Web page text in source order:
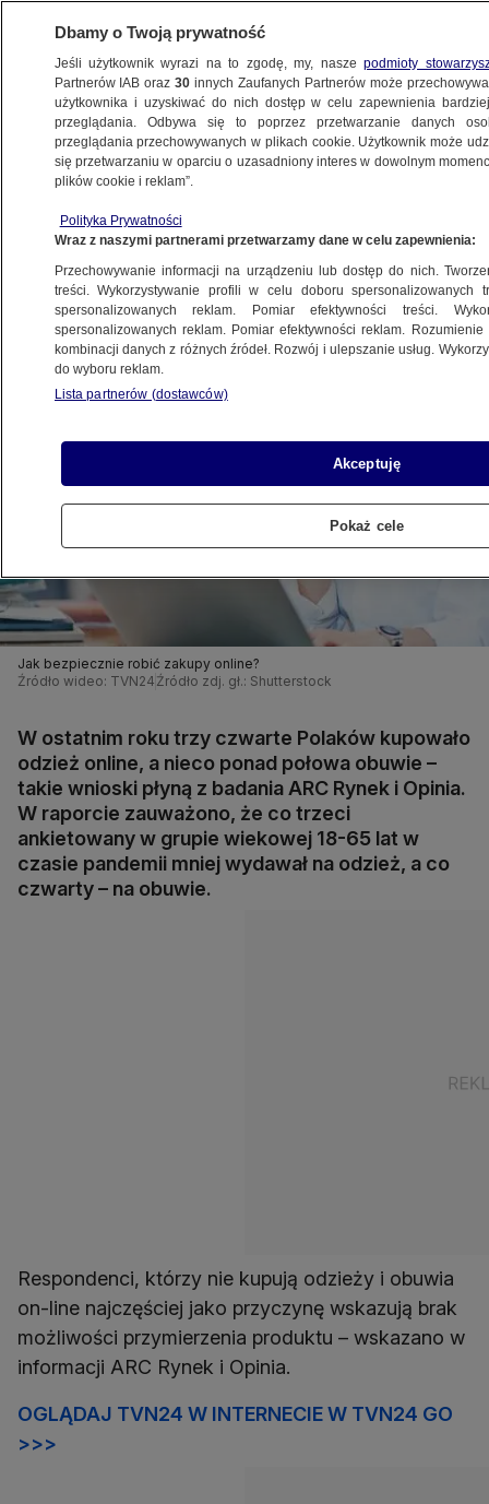
BIZNES
Z KRAJU
Najnowsze dane
11.05.2021, 16:20
Udostępnij
Jak bezpiecznie robić zakupy online?
Źródło wideo: TVN24 Źródło zdj. gł.: Shutterstock
W ostatnim roku trzy czwarte Polaków kupowało
odzież online, a nieco ponad połowa obuwie –
takie wnioski płyną z badania ARC Rynek i Opinia.
W raporcie zauważono, że co trzeci
ankietowany w grupie wiekowej 18-65 lat w
czasie pandemii mniej wydawał na odzież, a co
czwarty – na obuwie.
Respondenci, którzy nie kupują odzieży i obuwia
on-line najczęściej jako przyczynę wskazują brak
możliwości przymierzenia produktu – wskazano w
informacji ARC Rynek i Opinia.
OGLĄDAJ TVN24 W INTERNECIE W TVN24 GO
>>>
Dbamy o Twoją prywatność
Jeśli użytkownik wyrazi na to zgodę, my, naszepodmioty
Partnerów IAB oraz30 innych Zaufanych Partnerów może
użytkownika i uzyskiwać do nich dostęp w celu zapewnienia
przeglądania. Odbywa się to poprzez przetwarzanie danych
przeglądania przechowywanych w plikach cookie. Użytkownik może
się przetwarzaniu w oparciu o uzasadniony interes w dowolnym
plików cookie i reklam”.
Polityka Prywatności
Wraz z naszymi partnerami przetwarzamy dane w celu zapewnienia:
Przechowywanie informacji na urządzeniu lub dostęp do nich.
treści. Wykorzystywanie profili w celu doboru spersonalizowanych
spersonalizowanych reklam. Pomiar efektywności treści.
spersonalizowanych reklam. Pomiar efektywności reklam.
kombinacji danych z różnych źródeł. Rozwój i ulepszanie usług.
do wyboru reklam.
Lista partnerów (dostawców)
Akceptuję
Pokaż cele